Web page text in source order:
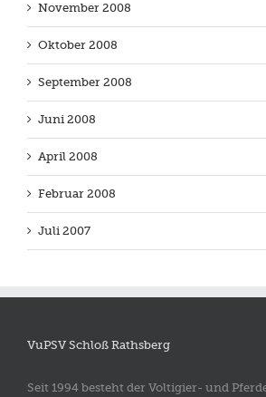
November 2008
Oktober 2008
September 2008
Juni 2008
April 2008
Februar 2008
Juli 2007
VuPSV Schloß Rathsberg
Seit 1994 besteht der Voltigier- und